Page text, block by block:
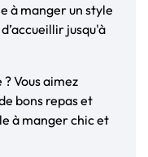
à manger un style
jusqu'à
Vous aimez
bons repas et
à manger chic et